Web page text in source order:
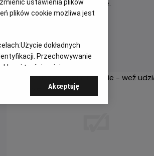
postapokaliptycznym świecie.
ustawienia plików
plików cookie możliwa jest
Użycie dokładnych
Przechowywanie
i treści, opinie
Akceptuję